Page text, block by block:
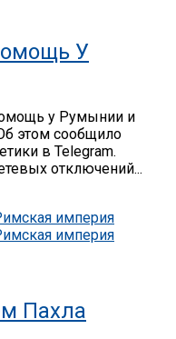
У
у Румынии и
этом сообщило
в Telegram.
отключений...
Пахла